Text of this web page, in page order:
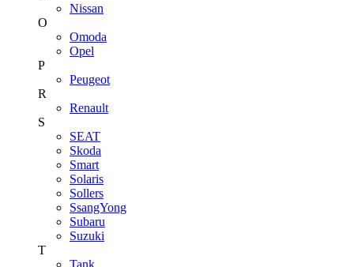
Nissan
O
Omoda
Opel
P
Peugeot
R
Renault
S
SEAT
Skoda
Smart
Solaris
Sollers
SsangYong
Subaru
Suzuki
T
Tank